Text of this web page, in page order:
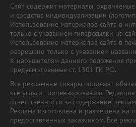
Сайт содержит материалы,
и средства индивидуализации
Использование материалов сайта в
только с указанием гиперссылки на
Использование материалов сайта в
разрешено только с указанием
К нарушителям данного положения
предусмотренные ст. 1301 ГК РФ.
Все рекламные товары подлежат
все услуги - лицензированию.
ответственности за содержание
Реклама изготовлена и размещена на
предоставленных заказчиком. Все